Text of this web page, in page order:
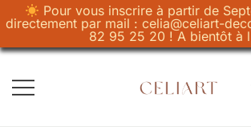
Pour vous inscrire à partir de
directement par mail : celia@celiart-
82 95 25 20 ! A bientôt à
Skip
content